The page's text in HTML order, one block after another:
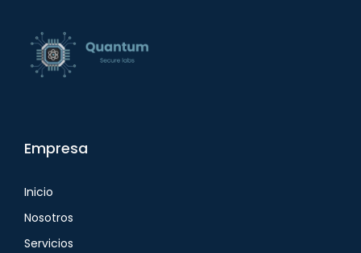
Empresa
Inicio
Nosotros
Servicios